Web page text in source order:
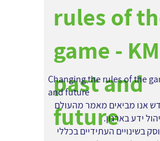
rules of
game - KM
past and
future
Changing the rules of the
and future
אנו מביאים מאמר מהעולם
ידע בארגון.
בשינויים העתידיים בכללי